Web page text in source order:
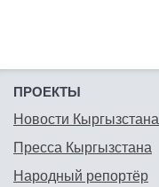
ПРОЕКТЫ
Новости Кыргызстана
Пресса Кыргызстана
Народный репортёр